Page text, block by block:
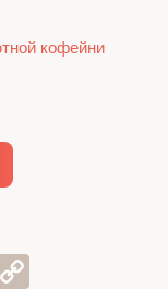
кофейни